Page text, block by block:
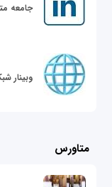
جامعه
وبینار
متاورس